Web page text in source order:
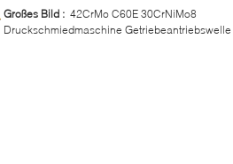
Großes Bild : 42CrMo C60E 30CrNiMo8
Druckschmiedmaschine Getriebeantriebswelle